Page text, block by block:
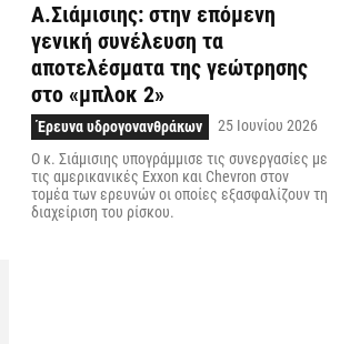
Α.Σιάμισιης: στην επόμενη
γενική συνέλευση τα
αποτελέσματα της γεώτρησης
στο «μπλοκ 2»
Έρευνα υδρογονανθράκων
25 Ιουνίου 2026
Ο κ. Σιάμισιης υπογράμμισε τις συνεργασίες με
τις αμερικανικές Exxon και Chevron στον
τομέα των ερευνών οι οποίες εξασφαλίζουν τη
διαχείριση του ρίσκου.